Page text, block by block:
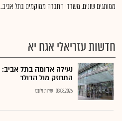
ממותגים שונים. משרדי החברה ממוקמים בתל אביב..
חדשות עזריאלי אגח יא
התחזק מול הדולר
03.08.2026 שירות גלובס